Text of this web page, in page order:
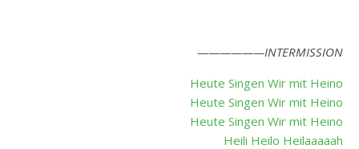
——————INTERMISSION
Heute Singen Wir mit Heino
Heute Singen Wir mit Heino
Heute Singen Wir mit Heino
Heili Heilo Heilaaaaah